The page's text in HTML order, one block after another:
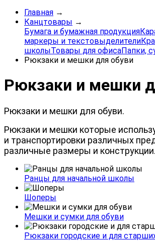
Главная →
Канцтовары →
Бумага и бумажная продукция
маркеры и текстовыделители
школыТовары для офисаПапки,
Рюкзаки и мешки для обуви
Рюкзаки и мешки
Рюкзаки и мешки для обуви.
Рюкзаки и мешки которые
и транспортировки различных
различные размеры и конструкции.
Ранцы для начальной школы
Шоперы
Мешки и сумки для обуви
Рюкзаки городские и для